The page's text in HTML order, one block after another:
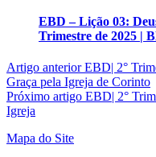
EBD – Lição 03:
Trimestre de 2025 |
Artigo anteriorEBD| 2°
Graça pela Igreja de Corinto
Próximo artigo EBD| 2°
Igreja
Mapa do Site